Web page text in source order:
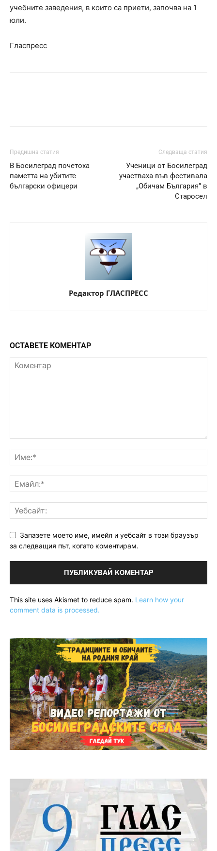
учебните заведения, в които са приети, започва на 1
юли.
Гласпресс
Предишна статия
В Босилеград почетоха
паметта на убитите
български офицери
Следваща статия
Ученици от Босилеград
участваха във фестивала
„Обичам България” в
Старосел
Редактор ГЛАСПРЕСС
ОСТАВЕТЕ КОМЕНТАР
Запазете моето име, имейл и уебсайт в този браузър
за следващия път, когато коментирам.
This site uses Akismet to reduce spam. Learn how your
comment data is processed.